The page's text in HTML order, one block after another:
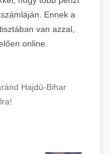
Ennek a
van azzal,
online.
Hajdú-Bihar